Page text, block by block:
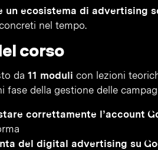
un ecosistema di advertising
nel tempo.
corso
da 11 moduli con lezioni
fase della gestione delle
correttamente l’account
del digital advertising su